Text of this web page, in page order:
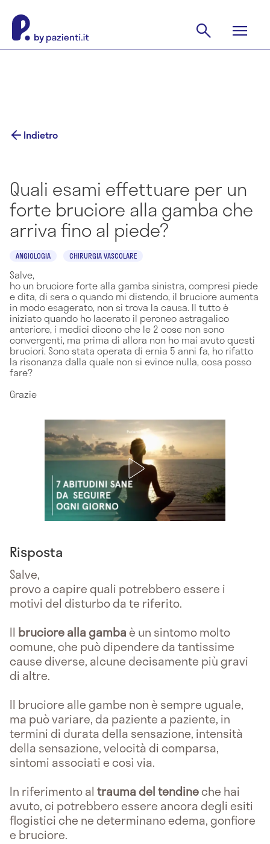
Indietro
Quali esami effettuare per un
forte bruciore alla gamba che
arriva fino al piede?
ANGIOLOGIA CHIRURGIA VASCOLARE
Salve,
ho un bruciore forte alla gamba sinistra, compresi piede
e dita, di sera o quando mi distendo, il bruciore aumenta
in modo esagerato, non si trova la causa. Il tutto è
iniziato quando ho lacerato il peroneo astragalico
anteriore, i medici dicono che le 2 cose non sono
convergenti, ma prima di allora non ho mai avuto questi
bruciori. Sono stata operata di ernia 5 anni fa, ho rifatto
la risonanza dalla quale non si evince nulla, cosa posso
fare?
Grazie
Risposta
Salve,
provo a capire quali potrebbero essere i
motivi del disturbo da te riferito.
Il bruciore alla gambaè un sintomo molto
comune, che può dipendere da tantissime
cause diverse, alcune decisamente più gravi
di altre.
Il bruciore alle gambe non è sempre uguale,
ma può variare, da paziente a paziente, in
termini di durata della sensazione, intensità
della sensazione, velocità di comparsa,
sintomi associati e così via.
In riferimento al trauma del tendineche hai
avuto, ci potrebbero essere ancora degli esiti
flogistici che ne determinano edema, gonfiore
e bruciore.